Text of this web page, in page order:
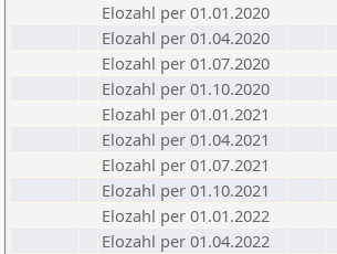
Elozahl per 01.01.2020
Elozahl per 01.04.2020
Elozahl per 01.07.2020
Elozahl per 01.10.2020
Elozahl per 01.01.2021
Elozahl per 01.04.2021
Elozahl per 01.07.2021
Elozahl per 01.10.2021
Elozahl per 01.01.2022
Elozahl per 01.04.2022